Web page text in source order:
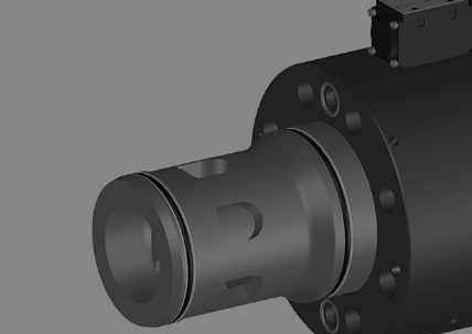
Do you want to leave the
The running selection will